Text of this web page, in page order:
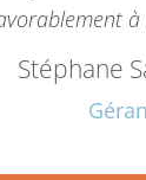
à
Stéphane